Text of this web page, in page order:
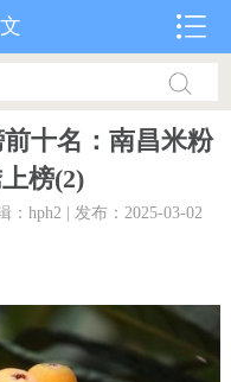
十名：南昌米粉
榜(2)
：hph2 | 发布：2025-03-02